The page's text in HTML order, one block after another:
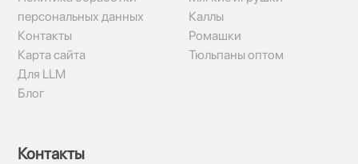
персональных данных
Контакты
Карта сайта
Для LLM
Блог
Каллы
Ромашки
Тюльпаны оптом
Контакты